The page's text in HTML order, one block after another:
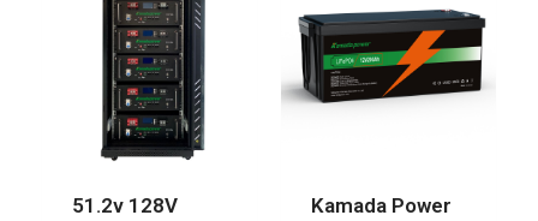
51.2v 128V
Kamada Power